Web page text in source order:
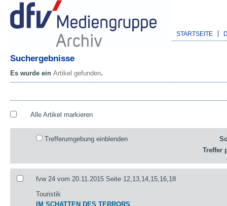
STARTSEITE
Suchergebnisse
Es wurde ein Artikel gefunden.
Alle Artikel markieren
Trefferumgebung einblenden
Treffer
fvw 24 vom 20.11.2015 Seite 12,13,14,15,16,18
Touristik
IM SCHATTEN DES TERRORS